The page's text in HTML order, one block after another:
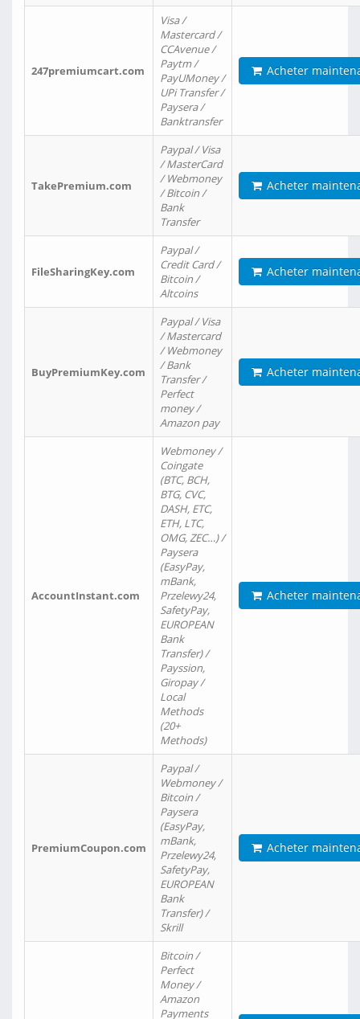
247premiumcart.com
Visa /
Mastercard /
CCAvenue /
Paytm /
PayUMoney /
UPi Transfer /
Paysera /
Banktransfer
Acheter
TakePremium.com
Paypal / Visa
/ MasterCard
/ Webmoney
/ Bitcoin /
Bank
Transfer
Acheter
FileSharingKey.com
Paypal /
Credit Card /
Bitcoin /
Altcoins
Acheter
BuyPremiumKey.com
Paypal / Visa
/ Mastercard
/ Webmoney
/ Bank
Transfer /
Perfect
money /
Amazon pay
Acheter
AccountInstant.com
Webmoney /
Coingate
(BTC, BCH,
BTG, CVC,
DASH, ETC,
ETH, LTC,
OMG, ZEC…) /
Paysera
(EasyPay,
mBank,
Przelewy24,
SafetyPay,
EUROPEAN
Bank
Transfer) /
Payssion,
Giropay /
Local
Methods
(20+
Methods)
Acheter
PremiumCoupon.com
Paypal /
Webmoney /
Bitcoin /
Paysera
(EasyPay,
mBank,
Przelewy24,
SafetyPay,
EUROPEAN
Bank
Transfer) /
Skrill
Acheter
Bitcoin /
Perfect
Money /
Amazon
Payments